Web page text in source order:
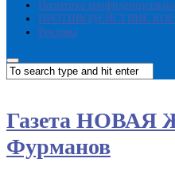
Политика
ПРОТИВОДЕЙСТВИЕ
Реклама
Газета НОВАЯ
Фурманов